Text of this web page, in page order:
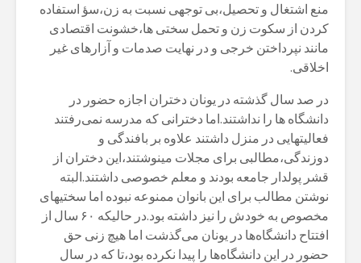
منع اشتغال و تحصیل،بی توجهی نسبت به زن،سؤ استفاده
کردن از سکوت زن و تحمل سختی ها،خشونت اقتصادی
مانند نپرداختن خرجی و در نهایت صدمات و آزارهای غیر
اخلاقی.
در صد سال گذشته در یونان دختران اجازه حضور ‌در
دانشگاه ها را نداشتند.اما دخترانی که مدرسه نمی‌رفتند
فعالیتهایی در منزل داشتند علاوه بر بافندگی و
دوزندگی،مطالبی برای مجلات مینوشتند،این دختران از
قشر پولدار جامعه بودند و معلم خصوصی داشتند.البته
نوشتن مطالب برای این بانوان ممنوعه نبوده اما سختیهای
مخصوص به خودش را نیز داشته بود.در حالیکه ۶۰ سال از
افتتاح دانشگاه‌ها در یونان می‌گذشت اما هیچ زنی حق
حضور در این دانشگاه‌ها را پیدا نکرده بود،تا که در سال